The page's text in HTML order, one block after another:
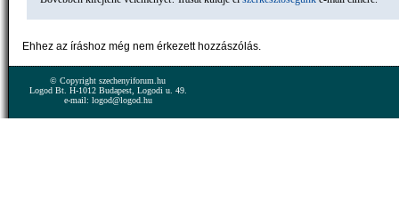
Ehhez az íráshoz még nem érkezett hozzászólás.
© Copyright szechenyiforum.hu
Logod Bt. H-1012 Budapest, Logodi u. 49.
e-mail: logod@logod.hu